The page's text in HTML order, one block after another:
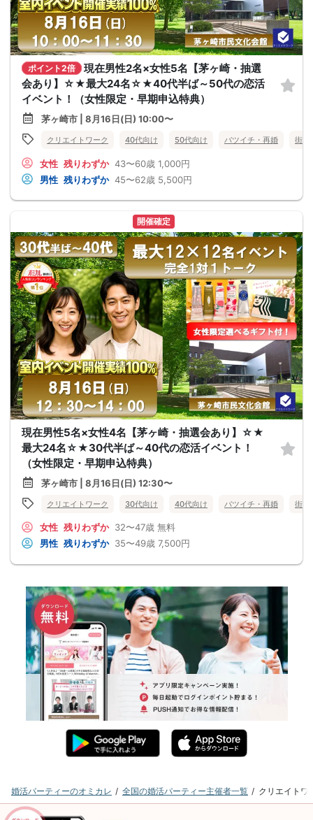
ポイント2倍
現在男性2名×女性5名【茅ヶ崎・抽選
会あり】☆★最大24名☆★40代半ば～50代の恋活
イベント！（女性限定・早期申込特典）
茅ヶ崎市 | 8月16日(日) 10:00〜
クリエイトワーク 40代向け 50代向け バツイチ・再婚 街コ
女性 残りわずか 43〜60歳 1,000円
男性 残りわずか 45〜62歳 5,500円
開催確定
現在男性5名×女性4名【茅ヶ崎・抽選会あり】☆★
最大24名☆★30代半ば～40代の恋活イベント！
（女性限定・早期申込特典）
茅ヶ崎市 | 8月16日(日) 12:30〜
クリエイトワーク 30代向け 40代向け バツイチ・再婚 街コ
女性 残りわずか 32〜47歳 無料
男性 残りわずか 35〜49歳 7,500円
婚活パーティーのオミカレ 全国の婚活パーティー主催者一覧 クリエイトワ